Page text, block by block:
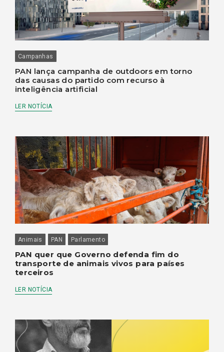
Campanhas
PAN lança campanha de outdoors em torno
das causas do partido com recurso à
inteligência artificial
LER NOTÍCIA
Animais PAN Parlamento
PAN quer que Governo defenda fim do
transporte de animais vivos para países
terceiros
LER NOTÍCIA